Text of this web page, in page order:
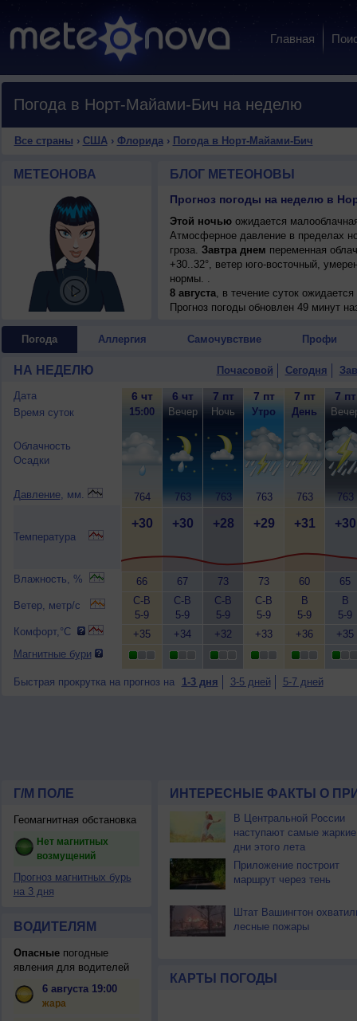
Главная
Погода в Норт-Майами-Бич на неделю
Все страны › США› Флорида› Погода в Норт-Майами-Бич
МЕТЕОНОВА БЛОГ МЕТЕОНОВЫ
Прогноз погоды на неделю в
Этой ночьюожидается
Атмосферное давление в пределах
гроза. Завтра днем переменная
+30..32°, ветер юго-восточный,
нормы. .
8 августа, в течение суток
возможна гроза; ночью +28..30°,
Прогноз погоды обновлен 49 минут
Погода Аллергия Самочувствие Профи
НА НЕДЕЛЮ Почасовой Сегодня
Дата
Время суток
Облачность
Осадки
Давление, мм.
Температура
Влажность, %
Ветер, метр/с
Комфорт,°C
Магнитные бури
6 чт
15:00
764
+30
66
С-В
5-9
+35
6 чт
Вечер
763
+30
67
С-В
5-9
+34
7 пт
Ночь
763
+28
73
С-В
5-9
+32
7 пт
Утро
763
+29
73
С-В
5-9
+33
7 пт
День
763
+31
60
В
5-9
+36
7 пт
763
+30
65
В
5-9
+35
Быстрая прокрутка на прогноз на 1-3 дня 3-5 дней 5-7 дней
Г/М ПОЛЕ
Геомагнитная обстановка
Нет магнитных
возмущений
Прогноз магнитных бурь
на 3 дня
ВОДИТЕЛЯМ
Опасныепогодные
явления для водителей
6 августа 19:00
жара
ИНТЕРЕСНЫЕ ФАКТЫ О
В Центральной России
наступают самые жаркие
дни этого лета
Приложение построит
маршрут через тень
Штат Вашингтон
лесные пожары
КАРТЫ ПОГОДЫ